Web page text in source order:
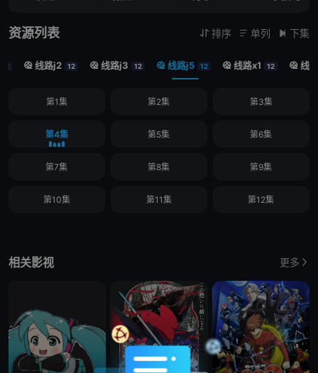
资源列表  排序  单列  下集
12  线路j2 12  线路j3 12  线路j5 12  线路x1 12  线
第1集 第2集 第3集
第4集 第5集 第6集
第7集 第8集 第9集
第10集 第11集 第12集
相关影视 更多